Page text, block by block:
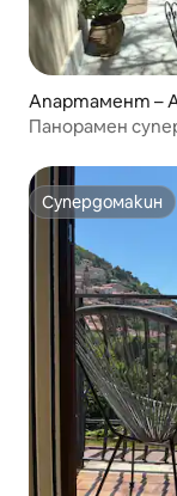
Апартамент –
Панорамен
Супердомакин
Супердомакин